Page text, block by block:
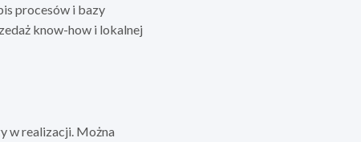
procesów i bazy
know-how i lokalnej
w realizacji. Można